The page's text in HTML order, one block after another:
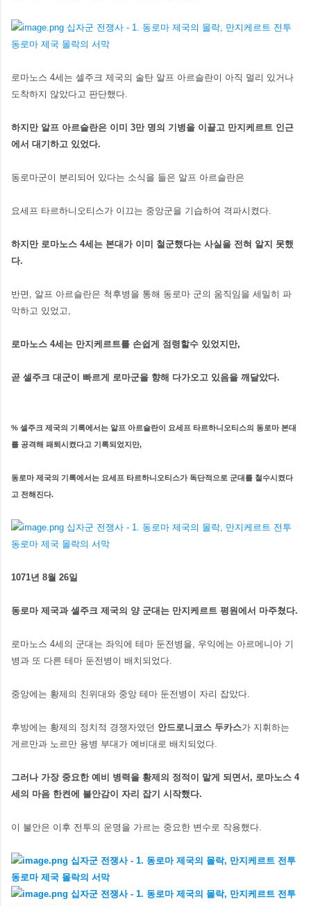
로마노스 4세는 셀주크 제국의 술탄 알프 아르슬란이 아직 멀리 있거나
도착하지 않았다고 판단했다.
하지만 알프 아르슬란은 이미 3만 명의 기병을 이끌고 만지케르트 인근
에서 대기하고 있었다.
동로마군이 분리되어 있다는 소식을 들은 알프 아르슬란은
요세프 타르하니오티스가 이끄는 중앙군을 기습하여 격파시켰다.
하지만 로마노스 4세는 본대가 이미 철군했다는 사실을 전혀 알지 못했
다.
반면, 알프 아르슬란은 척후병을 통해 동로마 군의 움직임을 세밀히 파
악하고 있었고,
로마노스 4세는 만지케르트를 손쉽게 점령할수 있었지만,
곧 셀주크 대군이 빠르게 로마군을 향해 다가오고 있음을 깨달았다.
% 셀주크 제국의 기록에서는 알프 아르슬란이 요세프 타르하니오티스의 동로마 본대
를 공격해 패퇴시켰다고 기록되었지만,
동로마 제국의 기록에서는 요세프 타르하니오티스가 독단적으로 군대를 철수시켰다
고 전해진다.
1071년 8월 26일
동로마 제국과 셀주크 제국의 양 군대는 만지케르트 평원에서 마주쳤다.
로마노스 4세의 군대는 좌익에 테마 둔전병을, 우익에는 아르메니아 기
병과 또 다른 테마 둔전병이 배치되었다.
중앙에는 황제의 친위대와 중앙 테마 둔전병이 자리 잡았다.
후방에는 황제의 정치적 경쟁자였던 안드로니코스 두카스가 지휘하는
게르만과 노르만 용병 부대가 예비대로 배치되었다.
그러나 가장 중요한 예비 병력을 황제의 정적이 맡게 되면서, 로마노스 4
세의 마음 한켠에 불안감이 자리 잡기 시작했다.
이 불안은 이후 전투의 운명을 가르는 중요한 변수로 작용했다.